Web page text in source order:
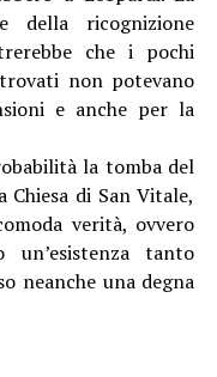
della ricognizione
che i pochi
non potevano
e anche per la
la tomba del
di San Vitale,
verità, ovvero
tanto
neanche una degna